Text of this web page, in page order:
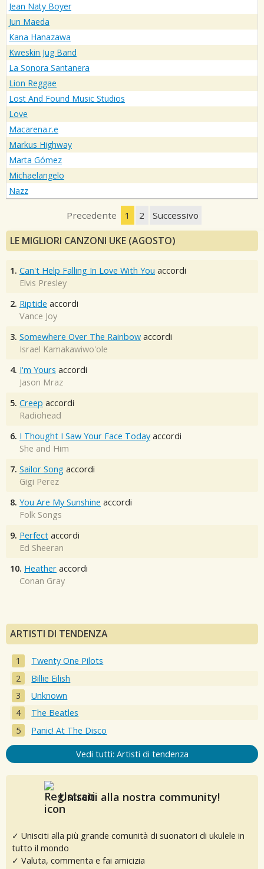
Jean Naty Boyer
Jun Maeda
Kana Hanazawa
Kweskin Jug Band
La Sonora Santanera
Lion Reggae
Lost And Found Music Studios
Love
Macarena.r.e
Markus Highway
Marta Gómez
Michaelangelo
Nazz
Precedente 1 2 Successivo
LE MIGLIORI CANZONI UKE (AGOSTO)
1. Can't Help Falling In Love With You accordi
Elvis Presley
2. Riptide accordi
Vance Joy
3. Somewhere Over The Rainbow accordi
Israel Kamakawiwo'ole
4. I'm Yours accordi
Jason Mraz
5. Creep accordi
Radiohead
6. I Thought I Saw Your Face Today accordi
She and Him
7. Sailor Song accordi
Gigi Perez
8. You Are My Sunshine accordi
Folk Songs
9. Perfect accordi
Ed Sheeran
10. Heather accordi
Conan Gray
ARTISTI DI TENDENZA
Twenty One Pilots
Billie Eilish
Unknown
The Beatles
Panic! At The Disco
Vedi tutti: Artisti di tendenza
Unisciti alla nostra community!
✓ Unisciti alla più grande comunità di suonatori di ukulele in
tutto il mondo
✓ Valuta, commenta e fai amicizia